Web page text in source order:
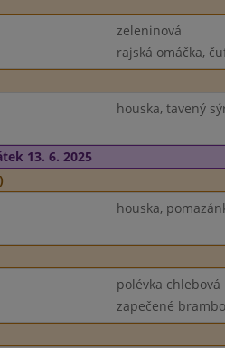
zeleninová
rajská omáčka,
houska, tavený
13. 6. 2025
houska,
polévka chlebová
zapečené